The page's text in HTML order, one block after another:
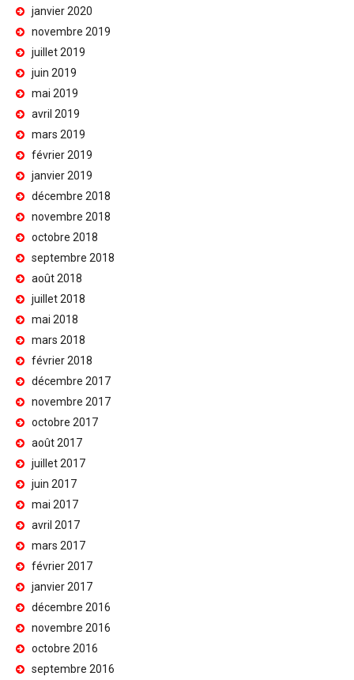
janvier 2020
novembre 2019
juillet 2019
juin 2019
mai 2019
avril 2019
mars 2019
février 2019
janvier 2019
décembre 2018
novembre 2018
octobre 2018
septembre 2018
août 2018
juillet 2018
mai 2018
mars 2018
février 2018
décembre 2017
novembre 2017
octobre 2017
août 2017
juillet 2017
juin 2017
mai 2017
avril 2017
mars 2017
février 2017
janvier 2017
décembre 2016
novembre 2016
octobre 2016
septembre 2016